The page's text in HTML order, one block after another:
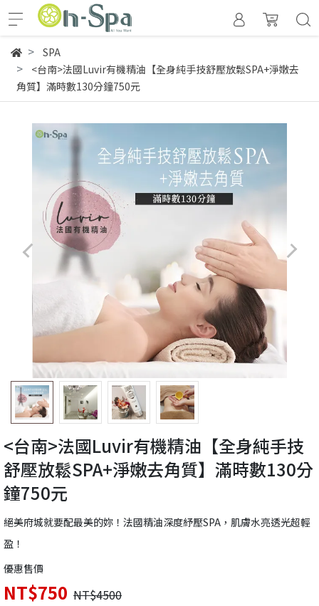
SPA
<台南>法國Luvir有機精油【全身純手技舒壓放鬆SPA+淨嫩去
角質】滿時數130分鐘750元
<台南>法國Luvir有機精油【全身純手技
舒壓放鬆SPA+淨嫩去角質】滿時數130分
鐘750元
絕美府城就要配最美的妳！法國精油深度紓壓SPA，肌膚水亮透光超輕
盈！
優惠售價
NT$750 NT$4500